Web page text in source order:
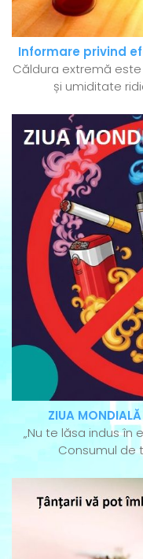
Informare privind
Căldura extremă
și umiditate
ZIUA
„Nu te lăsa indus
Consumul de